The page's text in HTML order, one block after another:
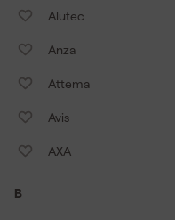
Alutec
Anza
Attema
Avis
AXA
B